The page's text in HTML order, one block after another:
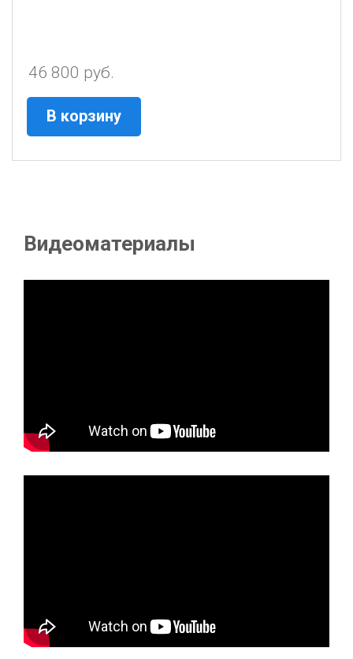
46 800 руб.
В корзину
Видеоматериалы